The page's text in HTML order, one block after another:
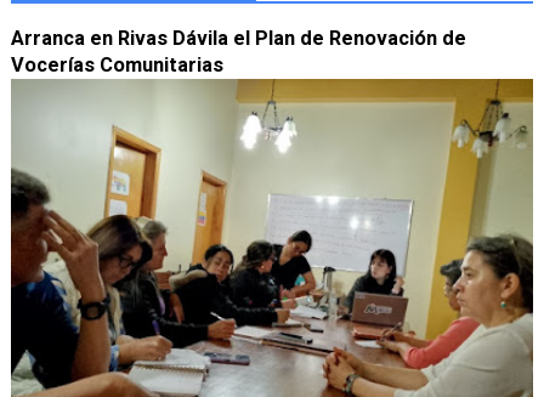
Arranca en Rivas Dávila el Plan de Renovación de
Vocerías Comunitarias